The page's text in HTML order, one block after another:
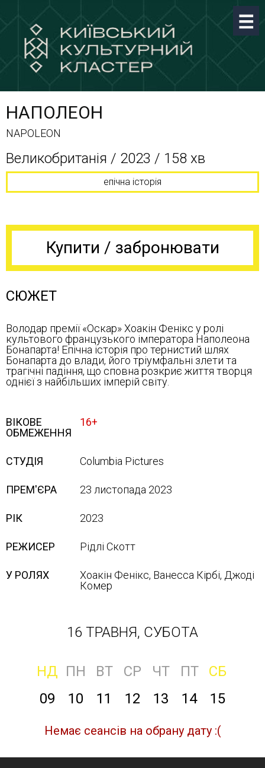
НАПОЛЕОН
NAPOLEON
Великобританія / 2023 / 158 хв
епічна історія
Купити / забронювати
СЮЖЕТ
Володар премії «Оскар» Хоакін Фенікс у ролі
культового французького імператора Наполеона
Бонапарта! Епічна історія про тернистий шлях
Бонапарта до влади, його тріумфальні злети та
трагічні падіння, що сповна розкриє життя творця
однієї з найбільших імперій світу.
ВІКОВЕ
ОБМЕЖЕННЯ
16+
СТУДІЯ Columbia Pictures
ПРЕМ'ЄРА 23 листопада 2023
РІК 2023
РЕЖИСЕР Рідлі Скотт
У РОЛЯХ
Хоакін Фенікс, Ванесса Кірбі, Джоді
Комер
16 ТРАВНЯ, СУБОТА
НД ПН ВТ СР ЧТ ПТ
СБ
09
10 11 12 13 14 15
Немає сеансів на обрану дату :(